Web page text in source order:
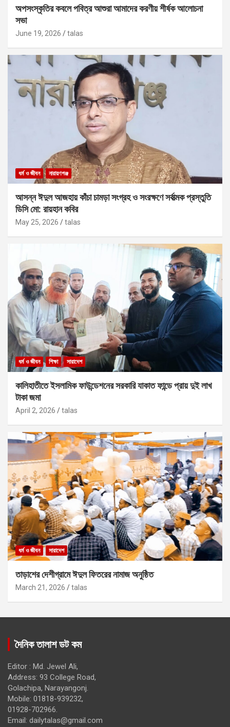
অপসংস্কৃতির কবলে পবিত্র আশুরা আমাদের করণীয় শীর্ষক আলোচনা
সভা
June 19, 2026 talas
ধর্ম ও জীবন নারায়ণগঞ্জ
আসন্ন ঈদুল আজহায় কাঁচা চামড়া সংগ্রহ ও সংরক্ষণে সর্বাত্মক প্রস্তুতি
ডিসি মো: রায়হান কবির
May 25, 2026 talas
ধর্ম ও জীবন শিক্ষা সারাদেশ
কালিহাতীতে ইসলামিক ফাউন্ডেশনের সরকারি যাকাত ফান্ডে প্রায় দুই লাখ
টাকা জমা
April 2, 2026 talas
ধর্ম ও জীবন সারাদেশ
তাড়াশের দেশীগ্রামে ঈদুল ফিতরের নামাজ অনুষ্ঠিত
March 21, 2026 talas
দৈনিক তালাশ ডট কম
Editor : Md. Jewel Ali,
Address: 93 College Road,
Golachipa, Narayangonj.
Mobile: 01818-939232,
01928-702966.
Email: dailytalas@gmail.com